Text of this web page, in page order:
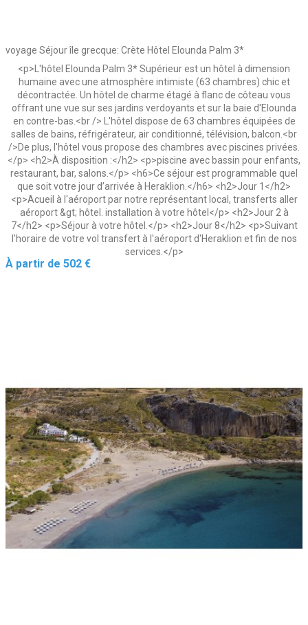
voyage Séjour île grecque: Crète Hôtel Elounda Palm 3*
<p>L'hôtel Elounda Palm 3* Supérieur est un hôtel à dimension
humaine avec une atmosphère intimiste (63 chambres) chic et
décontractée. Un hôtel de charme étagé à flanc de côteau vous
offrant une vue sur ses jardins verdoyants et sur la baie d'Elounda
en contre-bas.<br /> L'hôtel dispose de 63 chambres équipées de
salles de bains, réfrigérateur, air conditionné, télévision, balcon.<br
/>De plus, l'hôtel vous propose des chambres avec piscines privées.
</p> <h2>À disposition :</h2> <p>piscine avec bassin pour enfants,
restaurant, bar, salons.</p> <h6>Ce séjour est programmable quel
que soit votre jour d’arrivée à Heraklion.</h6> <h2>Jour 1</h2>
<p>Acueil à l'aéroport par notre représentant local, transferts aller
aéroport &gt; hôtel. installation à votre hôtel</p> <h2>Jour 2 à
7</h2> <p>Séjour à votre hôtel.</p> <h2>Jour 8</h2> <p>Suivant
l'horaire de votre vol transfert à l'aéroport d'Heraklion et fin de nos
services.</p>
Prix
À partir de 502 €